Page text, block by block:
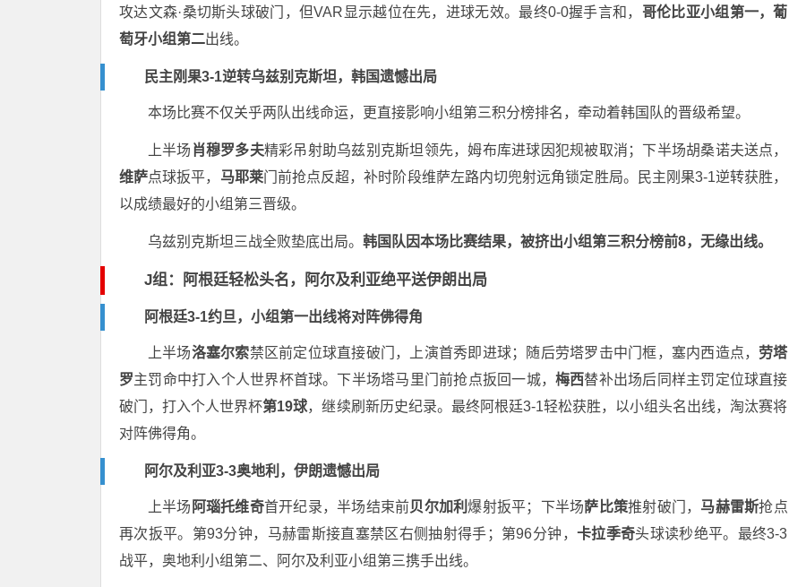
攻达文森·桑切斯头球破门，但VAR显示越位在先，进球无效。最终0-0握手言和， 哥伦比亚小组第一，葡
萄牙小组第二出线。
民主刚果3-1逆转乌兹别克斯坦，韩国遗憾出局
本场比赛不仅关乎两队出线命运，更直接影响小组第三积分榜排名，牵动着韩国队的晋级希望。
上半场 肖穆罗多夫精彩吊射助乌兹别克斯坦领先，姆布库进球因犯规被取消；下半场胡桑诺夫送点，
维萨点球扳平， 马耶莱门前抢点反超，补时阶段维萨左路内切兜射远角锁定胜局。民主刚果3-1逆转获胜，
以成绩最好的小组第三晋级。
乌兹别克斯坦三战全败垫底出局。 韩国队因本场比赛结果，被挤出小组第三积分榜前8，无缘出线。
J组：阿根廷轻松头名，阿尔及利亚绝平送伊朗出局
阿根廷3-1约旦，小组第一出线将对阵佛得角
上半场洛塞尔索禁区前定位球直接破门，上演首秀即进球；随后劳塔罗击中门框，塞内西造点， 劳塔
罗主罚命中打入个人世界杯首球。下半场塔马里门前抢点扳回一城， 梅西替补出场后同样主罚定位球直接
破门，打入个人世界杯第19球，继续刷新历史纪录。最终阿根廷3-1轻松获胜，以小组头名出线，淘汰赛将
对阵佛得角。
阿尔及利亚3-3奥地利，伊朗遗憾出局
上半场 阿瑙托维奇首开纪录，半场结束前贝尔加利爆射扳平；下半场萨比策推射破门， 马赫雷斯抢点
再次扳平。第93分钟，马赫雷斯接直塞禁区右侧抽射得手；第96分钟， 卡拉季奇头球读秒绝平。最终3-3
战平，奥地利小组第二、阿尔及利亚小组第三携手出线。